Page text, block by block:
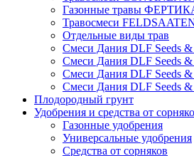
Газонные травы
Травосмеси
Отдельные виды трав
Смеси Дания DLF Seeds &
Смеси Дания DLF Seeds &
Смеси Дания DLF Seeds &
Смеси Дания DLF Seeds &
Плодородный грунт
Удобрения и средства от
Газонные удобрения
Универсальные удобрения
Средства от сорняков